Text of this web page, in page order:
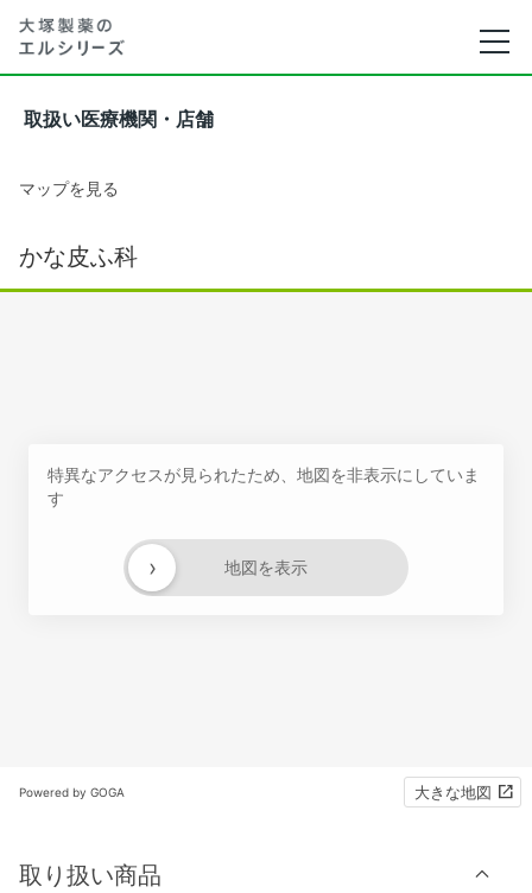
取扱い医療機関・店舗
マップを見る
かな皮ふ科
特異なアクセスが見られたため、地図を非表示にしていま
す
地図を表示
›
Powered by GOGA 大きな地図
取り扱い商品